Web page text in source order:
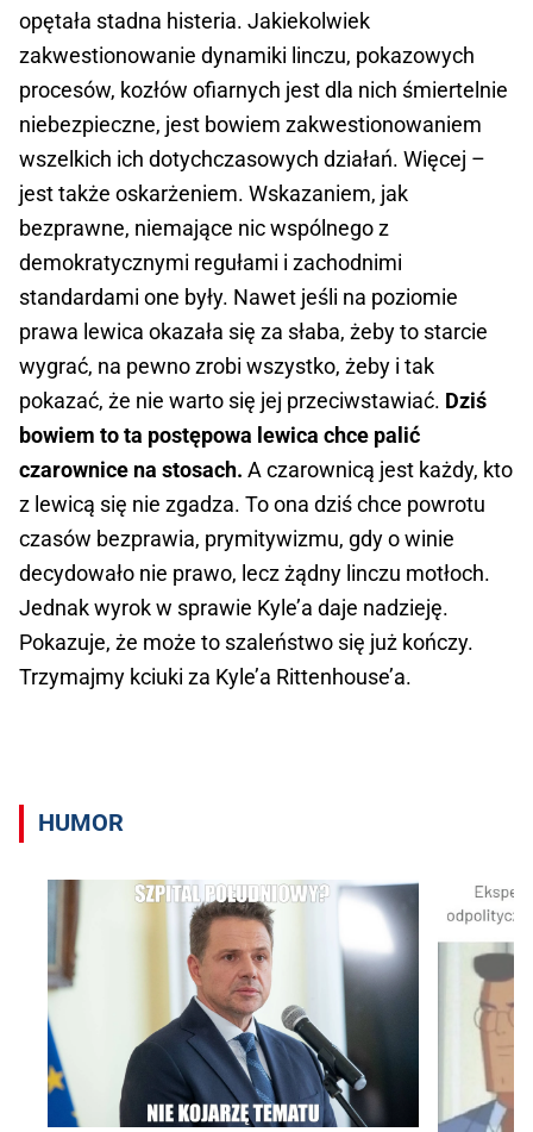
opętała stadna histeria. Jakiekolwiek
zakwestionowanie dynamiki linczu, pokazowych
procesów, kozłów ofiarnych jest dla nich śmiertelnie
niebezpieczne, jest bowiem zakwestionowaniem
wszelkich ich dotychczasowych działań. Więcej –
jest także oskarżeniem. Wskazaniem, jak
bezprawne, niemające nic wspólnego z
demokratycznymi regułami i zachodnimi
standardami one były. Nawet jeśli na poziomie
prawa lewica okazała się za słaba, żeby to starcie
wygrać, na pewno zrobi wszystko, żeby i tak
pokazać, że nie warto się jej przeciwstawiać. Dziś
bowiem to ta postępowa lewica chce palić
czarownice na stosach. A czarownicą jest każdy, kto
z lewicą się nie zgadza. To ona dziś chce powrotu
czasów bezprawia, prymitywizmu, gdy o winie
decydowało nie prawo, lecz żądny linczu motłoch.
Jednak wyrok w sprawie Kyle’a daje nadzieję.
Pokazuje, że może to szaleństwo się już kończy.
Trzymajmy kciuki za Kyle’a Rittenhouse’a.
HUMOR